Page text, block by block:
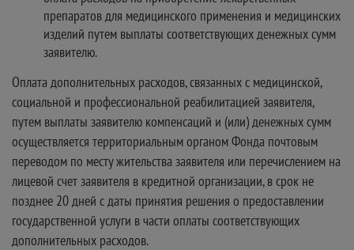
препаратов для медицинского применения и медицинских
изделий путем выплаты соответствующих денежных сумм
заявителю.
Оплата дополнительных расходов, связанных с медицинской,
социальной и профессиональной реабилитацией заявителя,
путем выплаты заявителю компенсаций и (или) денежных сумм
осуществляется территориальным органом Фонда почтовым
переводом по месту жительства заявителя или перечислением на
лицевой счет заявителя в кредитной организации, в срок не
позднее 20 дней с даты принятия решения о предоставлении
государственной услуги в части оплаты соответствующих
дополнительных расходов.